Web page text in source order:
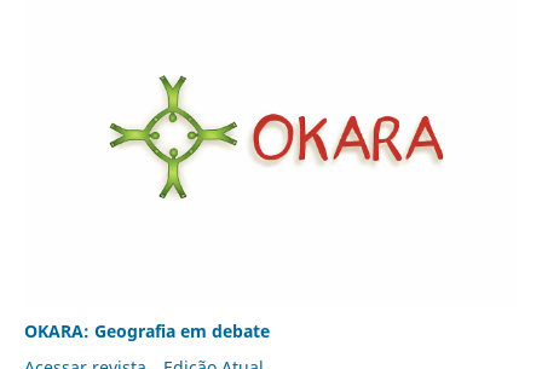
OKARA: Geografia em debate